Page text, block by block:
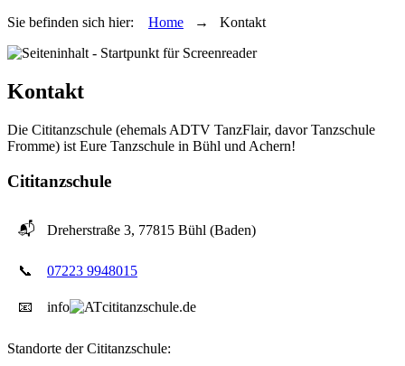
Sie befinden sich hier: Home → Kontakt
Kontakt
Die Cititanzschule (ehemals ADTV TanzFlair, davor Tanzschule
Fromme) ist Eure Tanzschule in Bühl und Achern!
Cititanzschule
📬 Dreherstraße 3, 77815 Bühl (Baden)
📞 07223 9948015
📧 info cititanzschule.de
Standorte der Cititanzschule: